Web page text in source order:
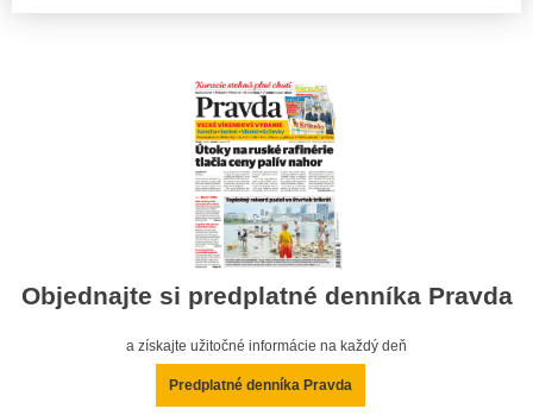
Objednajte si predplatné denníka Pravda
a získajte užitočné informácie na každý deň
Predplatné denníka Pravda